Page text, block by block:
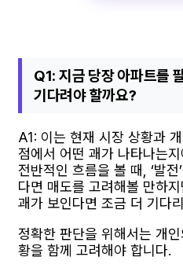
Q1: 지금 당장 아파트를
기다려야 할까요?
A1: 이는 현재 시장 상황과
점에서 어떤 괘가 나타나는
전반적인 흐름을 볼 때, ‘발
다면 매도를 고려해볼 만하지
괘가 보인다면 조금 더 기다
정확한 판단을 위해서는 개
황을 함께 고려해야 합니다.